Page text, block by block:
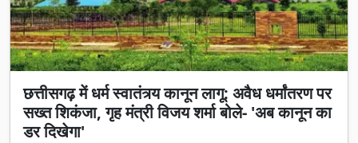
छत्तीसगढ़ में धर्म स्वातंत्र्य कानून लागू: अवैध धर्मांतरण पर
सख्त शिकंजा, गृह मंत्री विजय शर्मा बोले- 'अब कानून का
डर दिखेगा'